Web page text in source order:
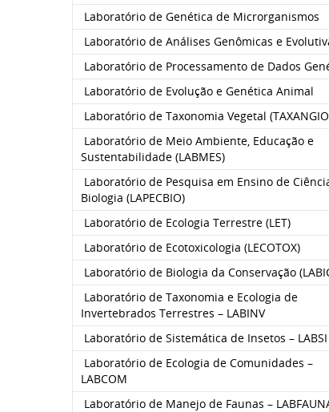
Laboratório de Genética de Microrganismos
Laboratório de Análises Genômicas e
Laboratório de Processamento de Dados
Laboratório de Evolução e Genética Animal
Laboratório de Taxonomia Vegetal
Laboratório de Meio Ambiente, Educação e
Sustentabilidade (LABMES)
Laboratório de Pesquisa em Ensino de
Biologia (LAPECBIO)
Laboratório de Ecologia Terrestre (LET)
Laboratório de Ecotoxicologia (LECOTOX)
Laboratório de Biologia da Conservação
Laboratório de Taxonomia e Ecologia de
Invertebrados Terrestres – LABINV
Laboratório de Sistemática de Insetos – LABSI
Laboratório de Ecologia de Comunidades –
LABCOM
Laboratório de Manejo de Faunas –